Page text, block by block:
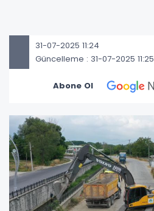
31-07-2025 11:24
Güncelleme : 31-07-2025 11:25
Abone Ol